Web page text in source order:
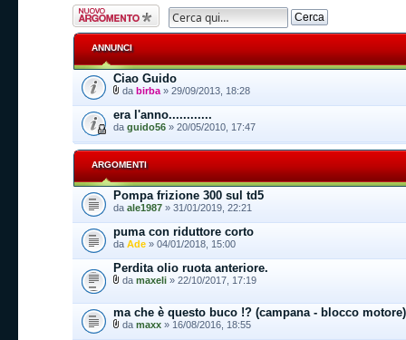
Scrivi un nuovo
argomento
ANNUNCI
Ciao Guido
da birba » 29/09/2013, 18:28
era l'anno............
da guido56 » 20/05/2010, 17:47
ARGOMENTI
Pompa frizione 300 sul td5
da ale1987 » 31/01/2019, 22:21
puma con riduttore corto
da Ade » 04/01/2018, 15:00
Perdita olio ruota anteriore.
da maxeli » 22/10/2017, 17:19
ma che è questo buco !? (campana - blocco motore)
da maxx » 16/08/2016, 18:55